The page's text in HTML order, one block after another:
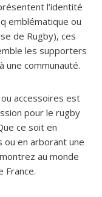
l’identité
emblématique ou
de Rugby), ces
les supporters
une communauté.
accessoires est
pour le rugby
ce soit en
ou en arborant une
au monde
France.